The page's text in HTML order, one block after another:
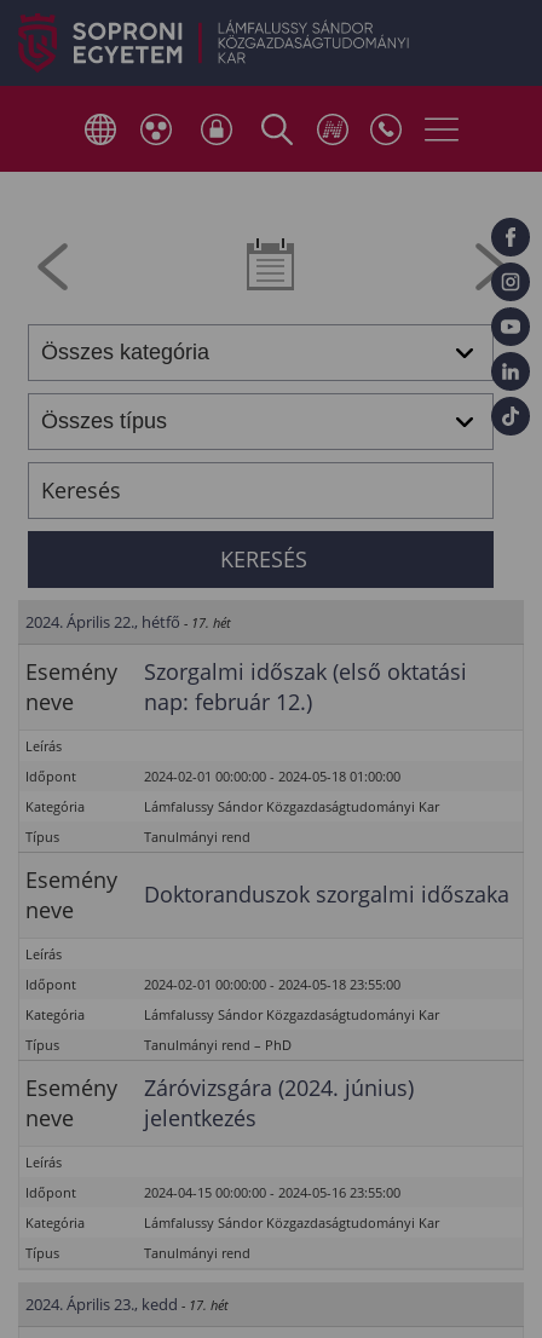
2024. Április 22., hétfő - 17. hét
Esemény
neve
Szorgalmi időszak (első oktatási
nap: február 12.)
Leírás
Időpont
2024-02-01 00:00:00 - 2024-05-18 01:00:00
Kategória
Lámfalussy Sándor Közgazdaságtudományi Kar
Típus
Tanulmányi rend
Esemény
neve
Doktoranduszok szorgalmi időszaka
Leírás
Időpont
2024-02-01 00:00:00 - 2024-05-18 23:55:00
Kategória
Lámfalussy Sándor Közgazdaságtudományi Kar
Típus
Tanulmányi rend – PhD
Esemény
neve
Záróvizsgára (2024. június)
jelentkezés
Leírás
Időpont
2024-04-15 00:00:00 - 2024-05-16 23:55:00
Kategória
Lámfalussy Sándor Közgazdaságtudományi Kar
Típus
Tanulmányi rend
2024. Április 23., kedd - 17. hét